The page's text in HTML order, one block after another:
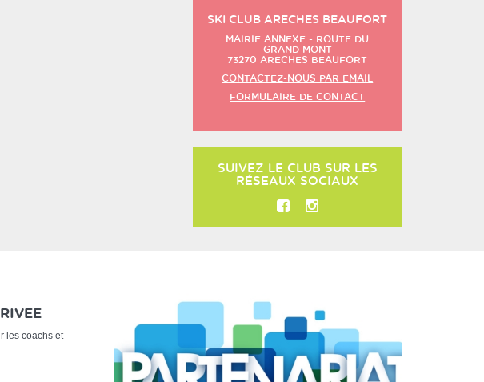
SKI CLUB ARECHES BEAUFORT
MAIRIE ANNEXE - ROUTE DU
GRAND MONT
73270 ARECHES BEAUFORT
CONTACTEZ-NOUS PAR EMAIL
FORMULAIRE DE CONTACT
SUIVEZ LE CLUB SUR LES
RÉSEAUX SOCIAUX
les coachs et